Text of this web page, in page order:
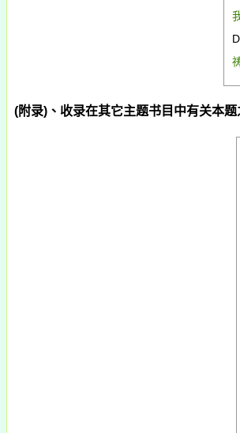
(附录) 、收录在其它主题书目中有关本